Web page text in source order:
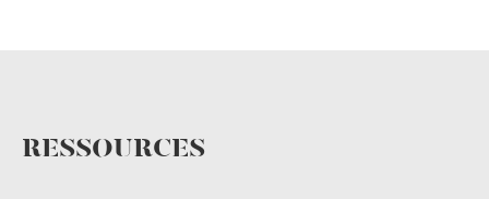
RESSOURCES